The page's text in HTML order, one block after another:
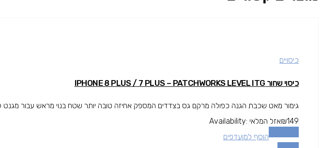
כיסויים
כיסוי שחור IPHONE 8 PLUS / 7 PLUS – PATCHWORKS LEVEL ITG
גימור מאט שכבת הגנה כפולה מרקם גס בצדדים המספק אחיזה טובה יותר שטח בנוי מראש עבור מגנט
₪149
Availability: אזל המלאי
הוסף למועדפים